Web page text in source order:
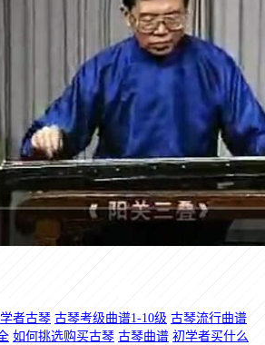
者古琴 古琴考级曲谱1-10级 古琴流行曲谱
如何挑选购买古琴 古琴曲谱 初学者买什么